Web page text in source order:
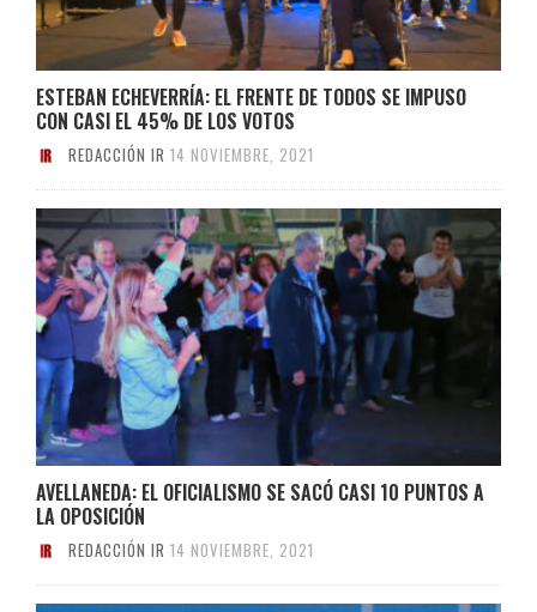
ESTEBAN ECHEVERRÍA: EL FRENTE DE TODOS SE IMPUSO
CON CASI EL 45% DE LOS VOTOS
REDACCIÓN IR 14 NOVIEMBRE, 2021
AVELLANEDA: EL OFICIALISMO SE SACÓ CASI 10 PUNTOS A
LA OPOSICIÓN
REDACCIÓN IR 14 NOVIEMBRE, 2021